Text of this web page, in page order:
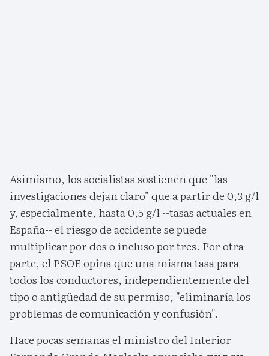
Asimismo, los socialistas sostienen que "las
investigaciones dejan claro" que a partir de 0,3 g/l
y, especialmente, hasta 0,5 g/l --tasas actuales en
España-- el riesgo de accidente se puede
multiplicar por dos o incluso por tres. Por otra
parte, el PSOE opina que una misma tasa para
todos los conductores, independientemente del
tipo o antigüedad de su permiso, "eliminaría los
problemas de comunicación y confusión".
Hace pocas semanas el ministro del Interior